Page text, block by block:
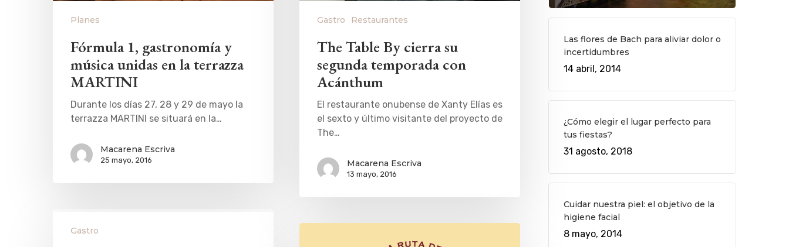
Planes
Fórmula 1, gastronomía y
música unidas en la terrazza
MARTINI
Durante los días 27, 28 y 29 de mayo la
terrazza MARTINI se situará en la…
Macarena Escriva
25 mayo, 2016
Gastro Restaurantes
The Table By cierra su
segunda temporada con
Acánthum
El restaurante onubense de Xanty Elías es
el sexto y último visitante del proyecto de
The…
Macarena Escriva
13 mayo, 2016
Gastro
Las flores de Bach para aliviar dolor o
incertidumbres
14 abril, 2014
¿Cómo elegir el lugar perfecto para
tus fiestas?
31 agosto, 2018
Cuidar nuestra piel: el objetivo de la
higiene facial
8 mayo, 2014